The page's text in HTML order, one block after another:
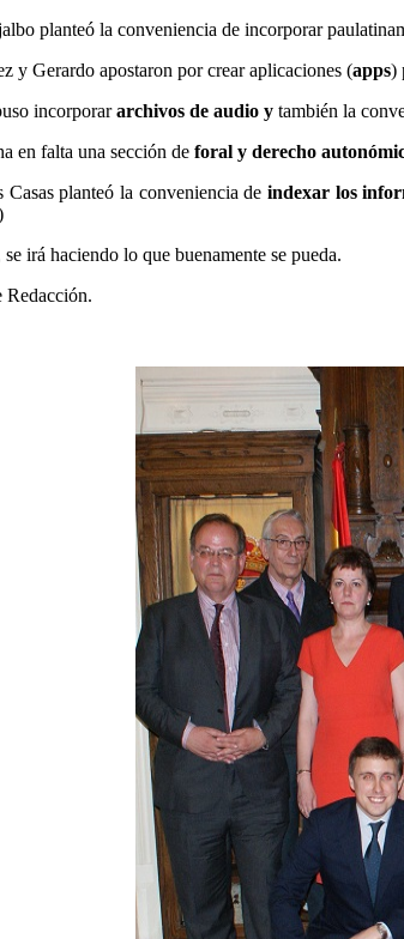
planteó la conveniencia de incorporar
y Gerardo apostaron porcrear aplicaciones (apps)
incorporararchivos de audio y también la
en falta una sección de foral y derecho
Casasplanteó la conveniencia de indexar los
irá haciendo lo que buenamente se pueda.
Redacción.